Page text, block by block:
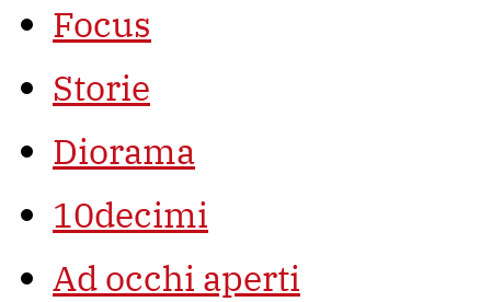
Focus
Storie
Diorama
10decimi
Ad occhi aperti